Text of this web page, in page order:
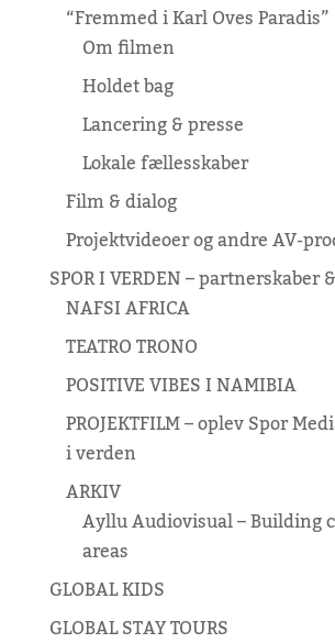
“Fremmed i Karl Oves Paradis”
Om filmen
Holdet bag
Lancering & presse
Lokale fællesskaber
Film & dialog
Projektvideoer og andre AV-
SPOR I VERDEN – partnerskaber
NAFSI AFRICA
TEATRO TRONO
POSITIVE VIBES I NAMIBIA
PROJEKTFILM – oplev Spor
i verden
ARKIV
Ayllu Audiovisual – Building
areas
GLOBAL KIDS
GLOBAL STAY TOURS